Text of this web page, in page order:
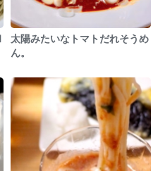
太陽みたいなトマトだれそうめ
ん。